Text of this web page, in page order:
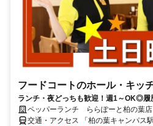
フードコートのホール・キッ
ランチ・夜どっちも歓迎！週1～OK◎履
ペッパーランチ ららぽーと柏の葉店
交通・アクセス 「柏の葉キャンパス